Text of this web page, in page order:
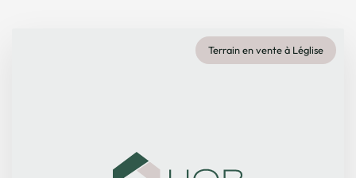
Terrain en vente à Léglise